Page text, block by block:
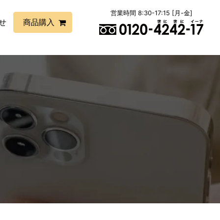
商品購入
営業時間 8:30-17:15 [月-金]